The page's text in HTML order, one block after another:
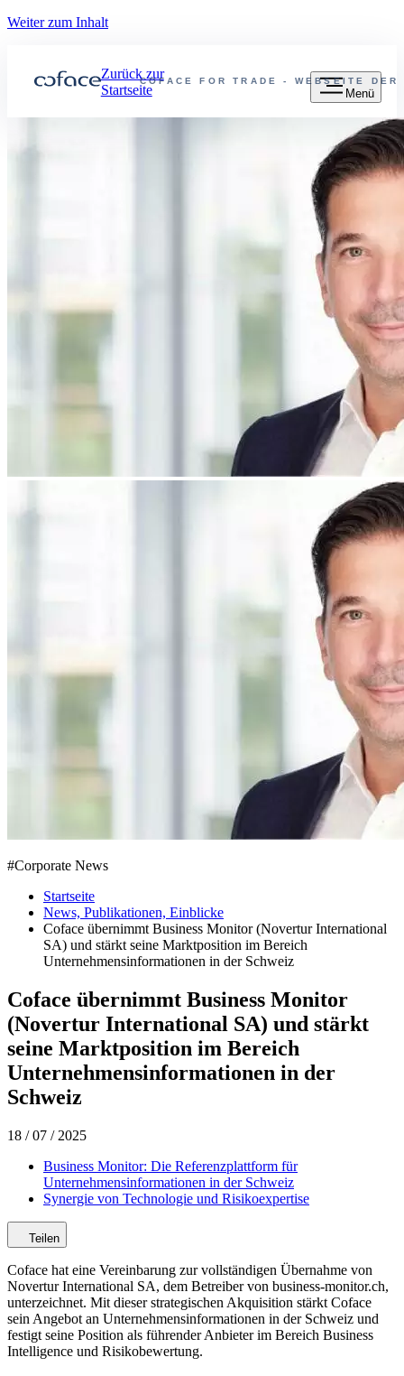
Weiter zum Inhalt
COFACE FOR TRADE - WEBSEITE DER
Zurück zur
Startseite
Menü
#Corporate News
Startseite
News, Publikationen, Einblicke
Coface übernimmt Business Monitor (Novertur International
SA) und stärkt seine Marktposition im Bereich
Unternehmensinformationen in der Schweiz
Coface übernimmt Business Monitor
(Novertur International SA) und stärkt
seine Marktposition im Bereich
Unternehmensinformationen in der
Schweiz
18 / 07 / 2025
Business Monitor: Die Referenzplattform für
Unternehmensinformationen in der Schweiz
Synergie von Technologie und Risikoexpertise
Teilen
Coface hat eine Vereinbarung zur vollständigen Übernahme von
Novertur International SA, dem Betreiber von business-monitor.ch,
unterzeichnet. Mit dieser strategischen Akquisition stärkt Coface
sein Angebot an Unternehmensinformationen in der Schweiz und
festigt seine Position als führender Anbieter im Bereich Business
Intelligence und Risikobewertung.